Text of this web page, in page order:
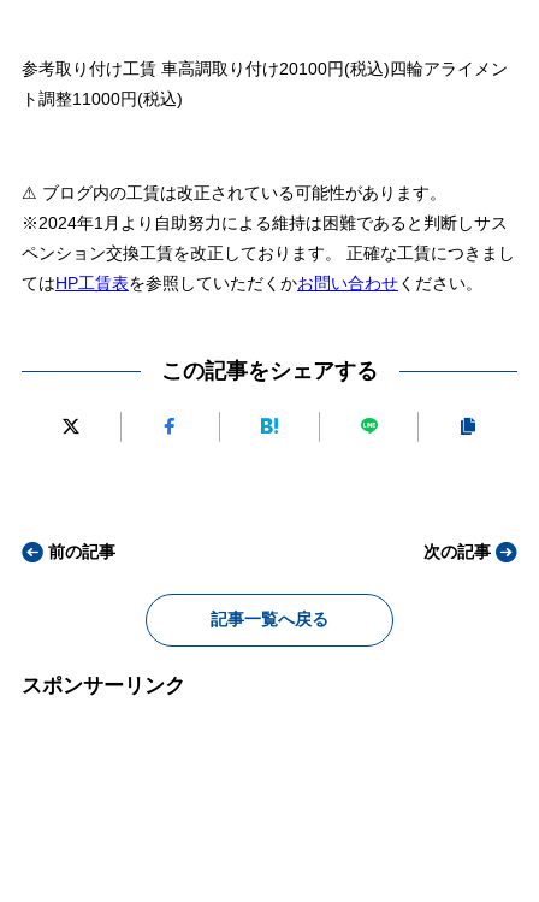
参考取り付け工賃 車高調取り付け20100円(税込)四輪アライメン
ト調整11000円(税込)
⚠ ブログ内の工賃は改正されている可能性があります。
※2024年1月より自助努力による維持は困難であると判断しサス
ペンション交換工賃を改正しております。 正確な工賃につきまし
てはHP工賃表を参照していただくかお問い合わせください。
この記事をシェアする
前の記事
記事一覧へ戻る
次の記事
スポンサーリンク